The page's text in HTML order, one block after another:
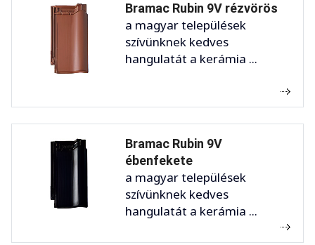
Bramac Rubin 9V rézvörös
a magyar települések
szívünknek kedves
hangulatát a kerámia ...
Bramac Rubin 9V
ébenfekete
a magyar települések
szívünknek kedves
hangulatát a kerámia ...